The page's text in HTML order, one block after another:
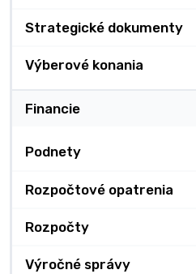
Strategické dokumenty
Výberové konania
Financie
Podnety
Rozpočtové opatrenia
Rozpočty
Výročné správy